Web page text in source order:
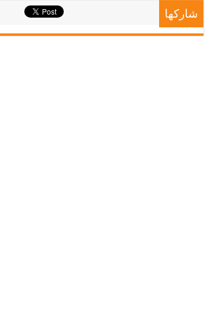
شاركها